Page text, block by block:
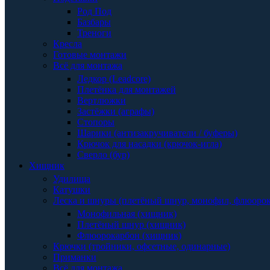
Род Под
Базбары
Треноги
Кресла
Готовые монтажи
Всё для монтажа
Ледкор (Leadcore)
Плетёнка для монтажей
Вертлюжки
Застёжки (аграфы)
Стопоры
Шарики (антизакручиватели / буферы)
Крючок для насадки (крючок-игла)
Сверло (бур)
Хищник
Удилища
Катушки
Леска и шнуры (плетёный шнур, монофил,
Монофильная (хищник)
Плетёный шнур (хищник)
Флюорокарбон (хищник)
Крючки (тройники, офсетные, одинарные)
Приманки
Всё для монтажа